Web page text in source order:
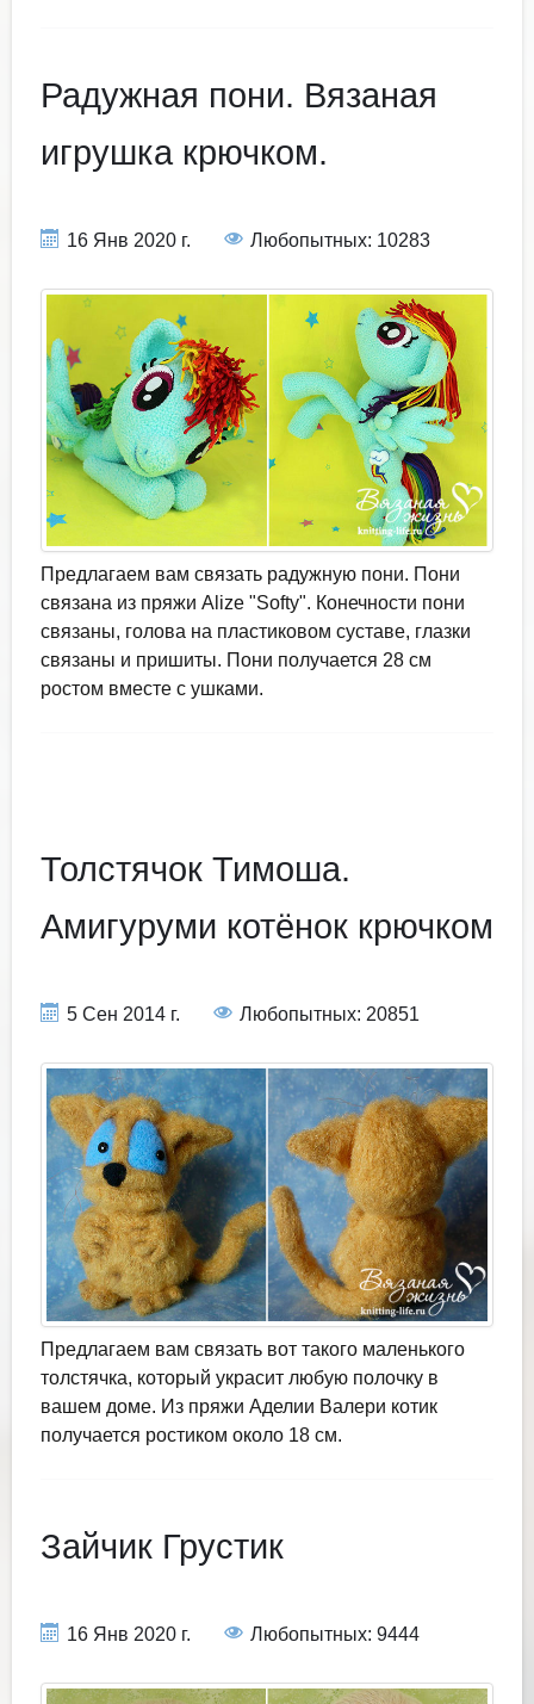
Радужная пони. Вязаная
игрушка крючком.
16 Янв 2020 г. Любопытных: 10283
Предлагаем вам связать радужную пони. Пони
связана из пряжи Alize "Softy". Конечности пони
связаны, голова на пластиковом суставе, глазки
связаны и пришиты. Пони получается 28 см
ростом вместе с ушками.
Толстячок Тимоша.
Амигуруми котёнок крючком
5 Сен 2014 г. Любопытных: 20851
Предлагаем вам связать вот такого маленького
толстячка, который украсит любую полочку в
вашем доме. Из пряжи Аделии Валери котик
получается ростиком около 18 см.
Зайчик Грустик
16 Янв 2020 г. Любопытных: 9444